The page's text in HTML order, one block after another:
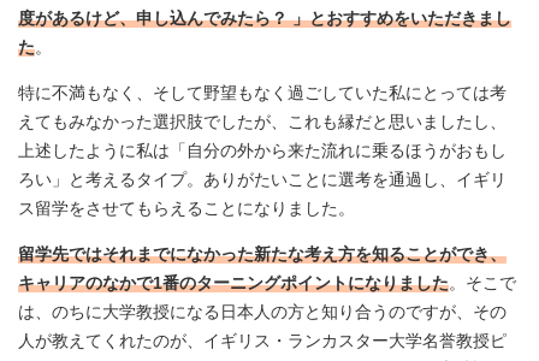
度があるけど、申し込んでみたら？ 」とおすすめをいただきまし
た。
特に不満もなく、そして野望もなく過ごしていた私にとっては考
えてもみなかった選択肢でしたが、これも縁だと思いましたし、
上述したように私は「自分の外から来た流れに乗るほうがおもし
ろい」と考えるタイプ。ありがたいことに選考を通過し、イギリ
ス留学をさせてもらえることになりました。
留学先ではそれまでになかった新たな考え方を知ることができ、
キャリアのなかで1番のターニングポイントになりました。そこで
は、のちに大学教授になる日本人の方と知り合うのですが、その
人が教えてくれたのが、イギリス・ランカスター大学名誉教授ピ